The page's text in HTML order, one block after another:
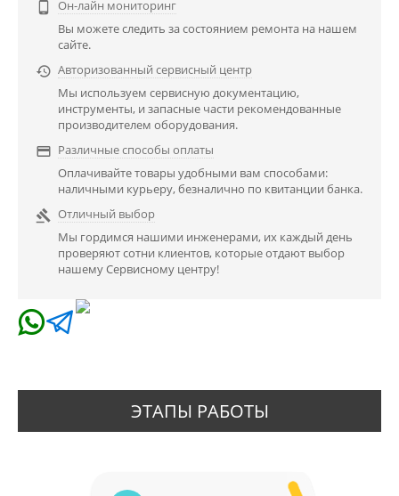

Он-лайн мониторинг
Вы можете следить за состоянием ремонта на нашем
сайте.
 Авторизованный сервисный центр
Мы используем сервисную документацию,
инструменты, и запасные части рекомендованные
производителем оборудования.
 Различные способы оплаты
Оплачивайте товары удобными вам способами:
наличными курьеру, безналично по квитанции банка.
 Отличный выбор
Мы гордимся нашими инженерами, их каждый день
проверяют сотни клиентов, которые отдают выбор
нашему Сервисному центру!
ЭТАПЫ РАБОТЫ